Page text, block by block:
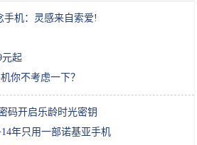
手机：灵感来自索爱!
元起
你不考虑一下？
码开启乐龄时光密钥
年只用一部诺基亚手机